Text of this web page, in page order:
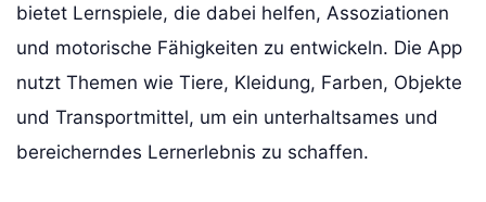
bietet Lernspiele, die dabei helfen, Assoziationen
und motorische Fähigkeiten zu entwickeln. Die App
nutzt Themen wie Tiere, Kleidung, Farben, Objekte
und Transportmittel, um ein unterhaltsames und
bereicherndes Lernerlebnis zu schaffen.